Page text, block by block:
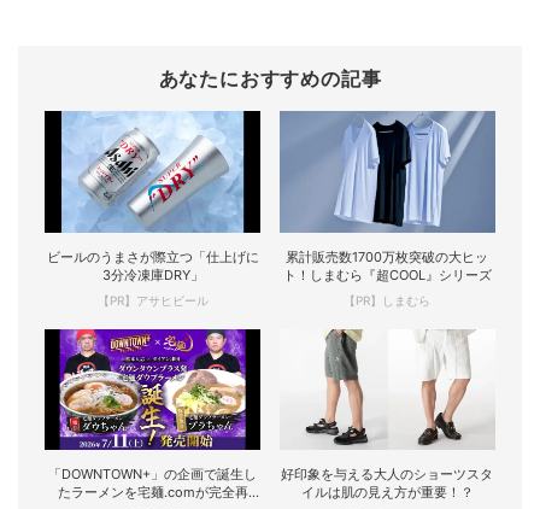
あなたにおすすめの記事
ビールのうまさが際立つ「仕上げに
3分冷凍庫DRY」
【PR】アサヒビール
累計販売数1700万枚突破の大ヒッ
ト！しまむら『超COOL』シリーズ
【PR】しまむら
「DOWNTOWN+」の企画で誕生し
たラーメンを宅麺.comが完全再
好印象を与える大人のショーツスタ
イルは肌の見え方が重要！？